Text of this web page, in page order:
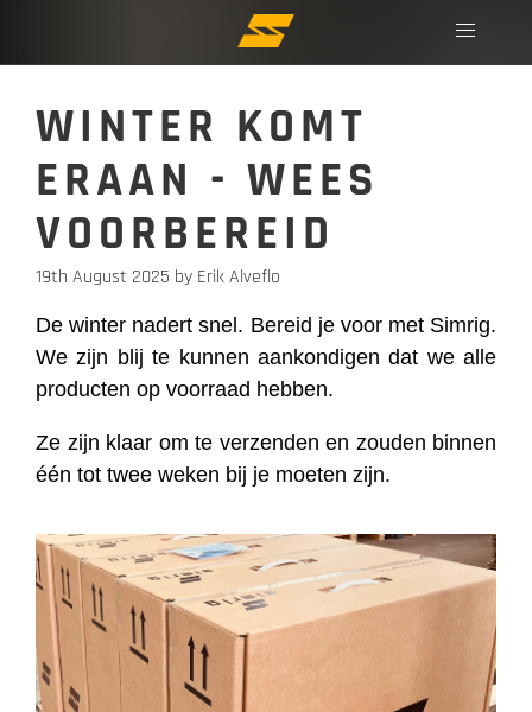
WINTER KOMT
ERAAN - WEES
VOORBEREID
19th August 2025 by Erik Alveflo
De winter nadert snel. Bereid je voor met Simrig.
We zijn blij te kunnen aankondigen dat we alle
producten op voorraad hebben.
Ze zijn klaar om te verzenden en zouden binnen
één tot twee weken bij je moeten zijn.